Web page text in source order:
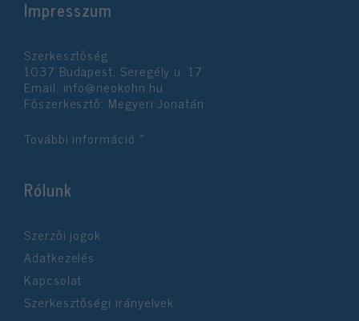
Impresszum
Szerkesztőség:
1037 Budapest, Seregély u. 17.
Email: info@neokohn.hu
Főszerkesztő: Megyeri Jonatán
További információ »
Rólunk
Szerzői jogok
Adatkezelés
Kapcsolat
Szerkesztőségi irányelvek